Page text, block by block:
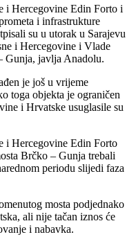
i Hercegovine Edin Forto i
i infrastrukture
su u utorak u Sarajevu
i Hercegovine i Vlade
Gunja, javlja Anadolu.
je još u vrijeme
toga objekta je ograničen
i Hrvatske usuglasile su
i Hercegovine Edin Forto
Brčko – Gunja trebali
periodu slijedi faza
mosta podjednako
ali nije tačan iznos će
i nabavka.